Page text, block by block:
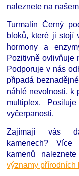
naleznete na
Turmalín Černý
bloků, které ji stojí
hormony a
Pozitivně ovlivňuje
Podporuje v nás
připadá
náhlé nevolnosti, k
multiplex.
vyčerpanosti.
Zajímají vás
kamenech?Více
kamenů
významy přírodních